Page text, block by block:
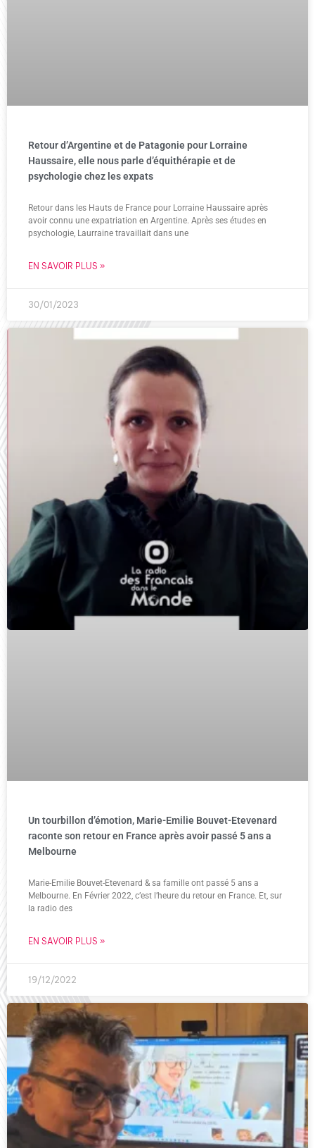
Retour d’Argentine et de Patagonie pour Lorraine
Haussaire, elle nous parle d’équithérapie et de
psychologie chez les expats
Retour dans les Hauts de France pour Lorraine Haussaire après
avoir connu une expatriation en Argentine. Après ses études en
psychologie, Laurraine travaillait dans une
EN SAVOIR PLUS »
30/01/2023
Un tourbillon d’émotion, Marie-Emilie Bouvet-Etevenard
raconte son retour en France après avoir passé 5 ans a
Melbourne
Marie-Emilie Bouvet-Etevenard & sa famille ont passé 5 ans a
Melbourne. En Février 2022, c’est l’heure du retour en France. Et, sur
la radio des
EN SAVOIR PLUS »
19/12/2022